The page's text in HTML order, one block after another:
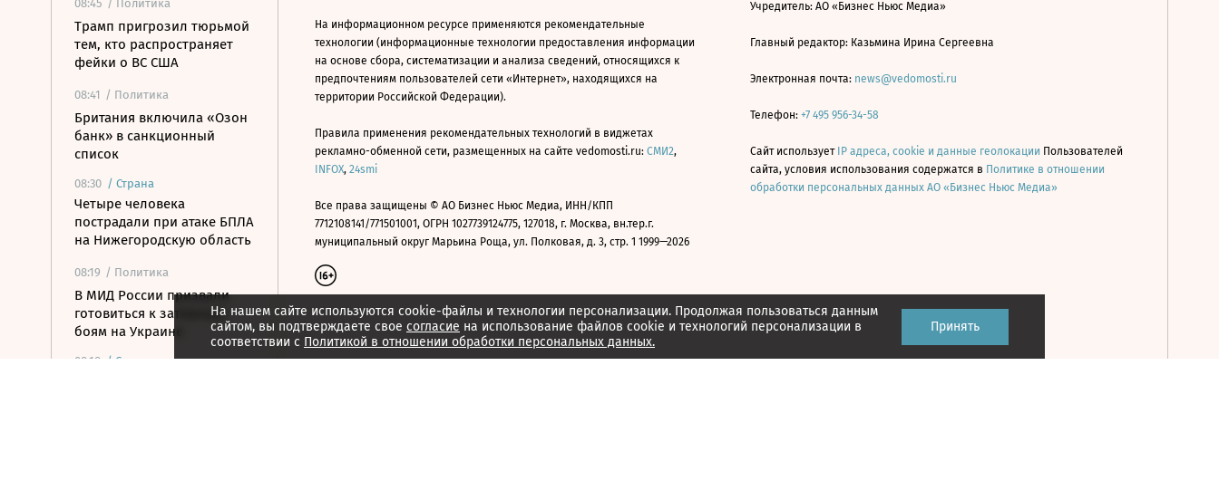
08:45 / Политика
Трамп пригрозил тюрьмой
тем, кто распространяет
фейки о ВС США
08:41 / Политика
Британия включила «Озон
банк» в санкционный
список
08:30 / Страна
Четыре человека
пострадали при атаке БПЛА
на Нижегородскую область
08:19 / Политика
В МИД России призвали
готовиться к затяжным
боям на Украине
08:18 / Страна
На нашем сайте используются cookie-файлы и технологии персонализации. Продолжая пользоваться данным
сайтом, вы подтверждаете свое согласие на использование файлов cookie и технологий персонализации в
соответствии с Политикой в отношении обработки персональных данных.
Принять
На информационном ресурсе применяются рекомендательные
технологии (информационные технологии предоставления информации
на основе сбора, систематизации и анализа сведений, относящихся к
предпочтениям пользователей сети «Интернет», находящихся на
территории Российской Федерации).
Правила применения рекомендательных технологий в виджетах
рекламно-обменной сети, размещенных на сайте vedomosti.ru: СМИ2,
INFOX, 24smi
Все права защищены © АО Бизнес Ньюс Медиа, ИНН/КПП
7712108141/771501001, ОГРН 1027739124775, 127018, г. Москва, вн.тер.г.
муниципальный округ Марьина Роща, ул. Полковая, д. 3, стр. 1 1999—2026
Учредитель: АО «Бизнес Ньюс Медиа»
Главный редактор: Казьмина Ирина Сергеевна
Электронная почта: news@vedomosti.ru
Телефон: +7 495 956-34-58
Сайт использует IP адреса, cookie и данные геолокации Пользователей
сайта, условия использования содержатся в Политике в отношении
обработки персональных данных АО «Бизнес Ньюс Медиа»